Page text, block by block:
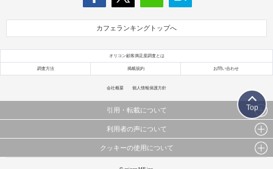
カフェランキングトップへ
オリコン顧客満足度調査とは
調査方法 掲載規約 お問い合わせ
会社概要 個人情報保護方針
引用・転載について
当サイトで公開されている情報（文字、写真、イラスト、画像データ等）及びこれらの配置・
これらの情報を権利者の許可なく無断転載・複製などの二次利用を行うことは固く禁じており
利用者の声について
当サイトに掲載している内容はすべてサービスの利用者が提出された見解・感想です。
クッキーの使用について
Top